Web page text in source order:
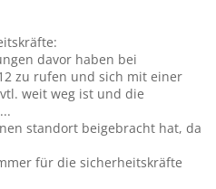
davor haben bei
zu rufen und sich mit einer
weit weg ist und die
standort beigebracht hat, da
für die sicherheitskräfte